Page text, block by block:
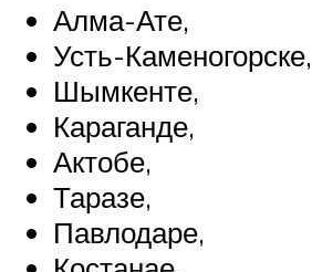
Алма-Ате,
Усть-Каменогорске,
Шымкенте,
Караганде,
Актобе,
Таразе,
Павлодаре,